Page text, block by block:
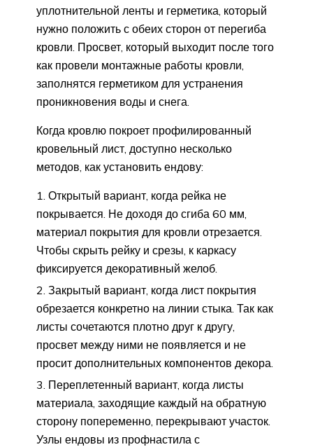
уплотнительной ленты и герметика, который
нужно положить с обеих сторон от перегиба
кровли. Просвет, который выходит после того
как провели монтажные работы кровли,
заполнятся герметиком для устранения
проникновения воды и снега.
Когда кровлю покроет профилированный
кровельный лист, доступно несколько
методов, как установить ендову:
Открытый вариант, когда рейка не
покрывается. Не доходя до сгиба 60 мм,
материал покрытия для кровли отрезается.
Чтобы скрыть рейку и срезы, к каркасу
фиксируется декоративный желоб.
Закрытый вариант, когда лист покрытия
обрезается конкретно на линии стыка. Так как
листы сочетаются плотно друг к другу,
просвет между ними не появляется и не
просит дополнительных компонентов декора.
Переплетенный вариант, когда листы
материала, заходящие каждый на обратную
сторону попеременно, перекрывают участок.
Узлы ендовы из профнастила с